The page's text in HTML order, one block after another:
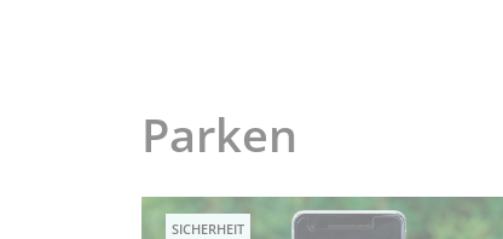
Parken
SICHERHEIT